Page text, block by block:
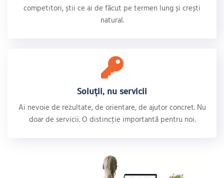
competitori, știi ce ai de făcut pe termen lung și crești
natural.
Soluții, nu servicii
Ai nevoie de rezultate, de orientare, de ajutor concret. Nu
doar de servicii. O distincție importantă pentru noi.